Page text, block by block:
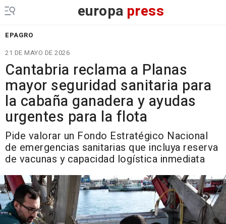
europa press
EPAGRO
21 DE MAYO DE 2026
Cantabria reclama a Planas
mayor seguridad sanitaria para
la cabaña ganadera y ayudas
urgentes para la flota
Pide valorar un Fondo Estratégico Nacional
de emergencias sanitarias que incluya reserva
de vacunas y capacidad logística inmediata